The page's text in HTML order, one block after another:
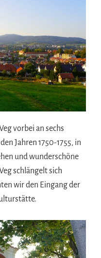
vorbei an sechs
Jahren 1750-1755, in
und wunderschöne
schlängelt sich
wir den Eingang der